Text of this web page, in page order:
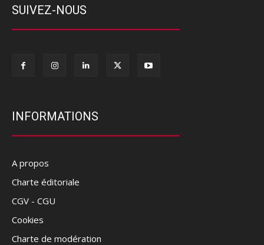
SUIVEZ-NOUS
INFORMATIONS
A propos
Charte éditoriale
CGV - CGU
Cookies
Charte de modération